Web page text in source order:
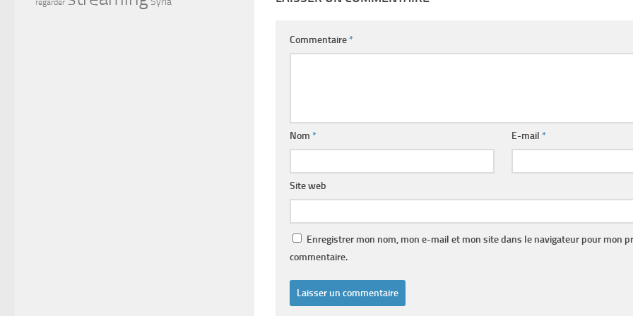
Commentaire*
Nom * E-mail*
Site web
Enregistrer mon nom, mon e-mail et mon site dans le navigateur pour mon
commentaire.
regarder